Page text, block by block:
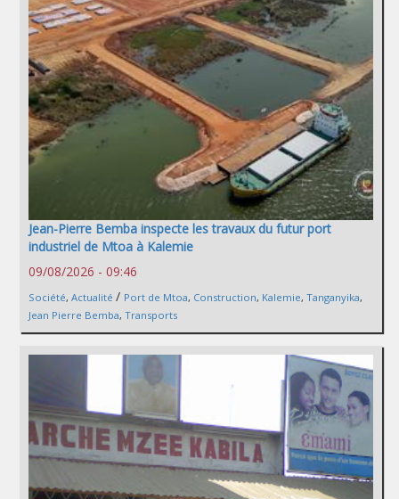
Jean-Pierre Bemba inspecte les travaux du futur port
industriel de Mtoa à Kalemie
09/08/2026 - 09:46
Société, Actualité / Port de Mtoa, Construction, Kalemie, Tanganyika,
Jean Pierre Bemba, Transports